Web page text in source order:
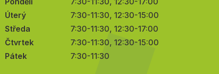
Úterý
7:30-11:30, 12:30-15:00
Středa
7:30-11:30, 12:30-17:00
Čtvrtek
7:30-11:30, 12:30-15:00
Pátek
7:30-11:30